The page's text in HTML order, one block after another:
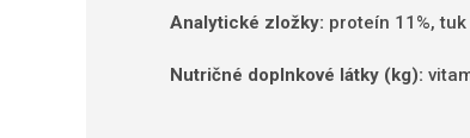
Analytické zložky: proteín 11%,
Nutričné doplnkové látky (kg):